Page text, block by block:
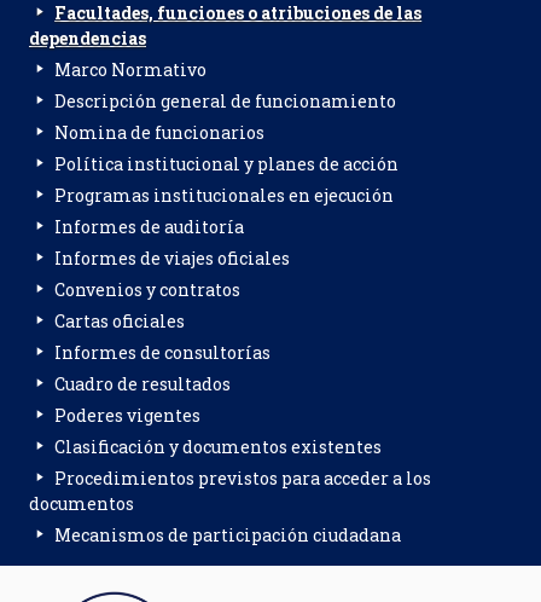
Facultades, funciones o atribuciones de las
dependencias
Marco Normativo
Descripción general de funcionamiento
Nomina de funcionarios
Política institucional y planes de acción
Programas institucionales en ejecución
Informes de auditoría
Informes de viajes oficiales
Convenios y contratos
Cartas oficiales
Informes de consultorías
Cuadro de resultados
Poderes vigentes
Clasificación y documentos existentes
Procedimientos previstos para acceder a los
documentos
Mecanismos de participación ciudadana